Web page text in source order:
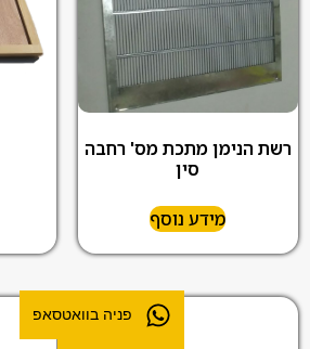
רשת הנימן מתכת מס' רחבה
סין
מידע נוסף
פניה בוואטסאפ